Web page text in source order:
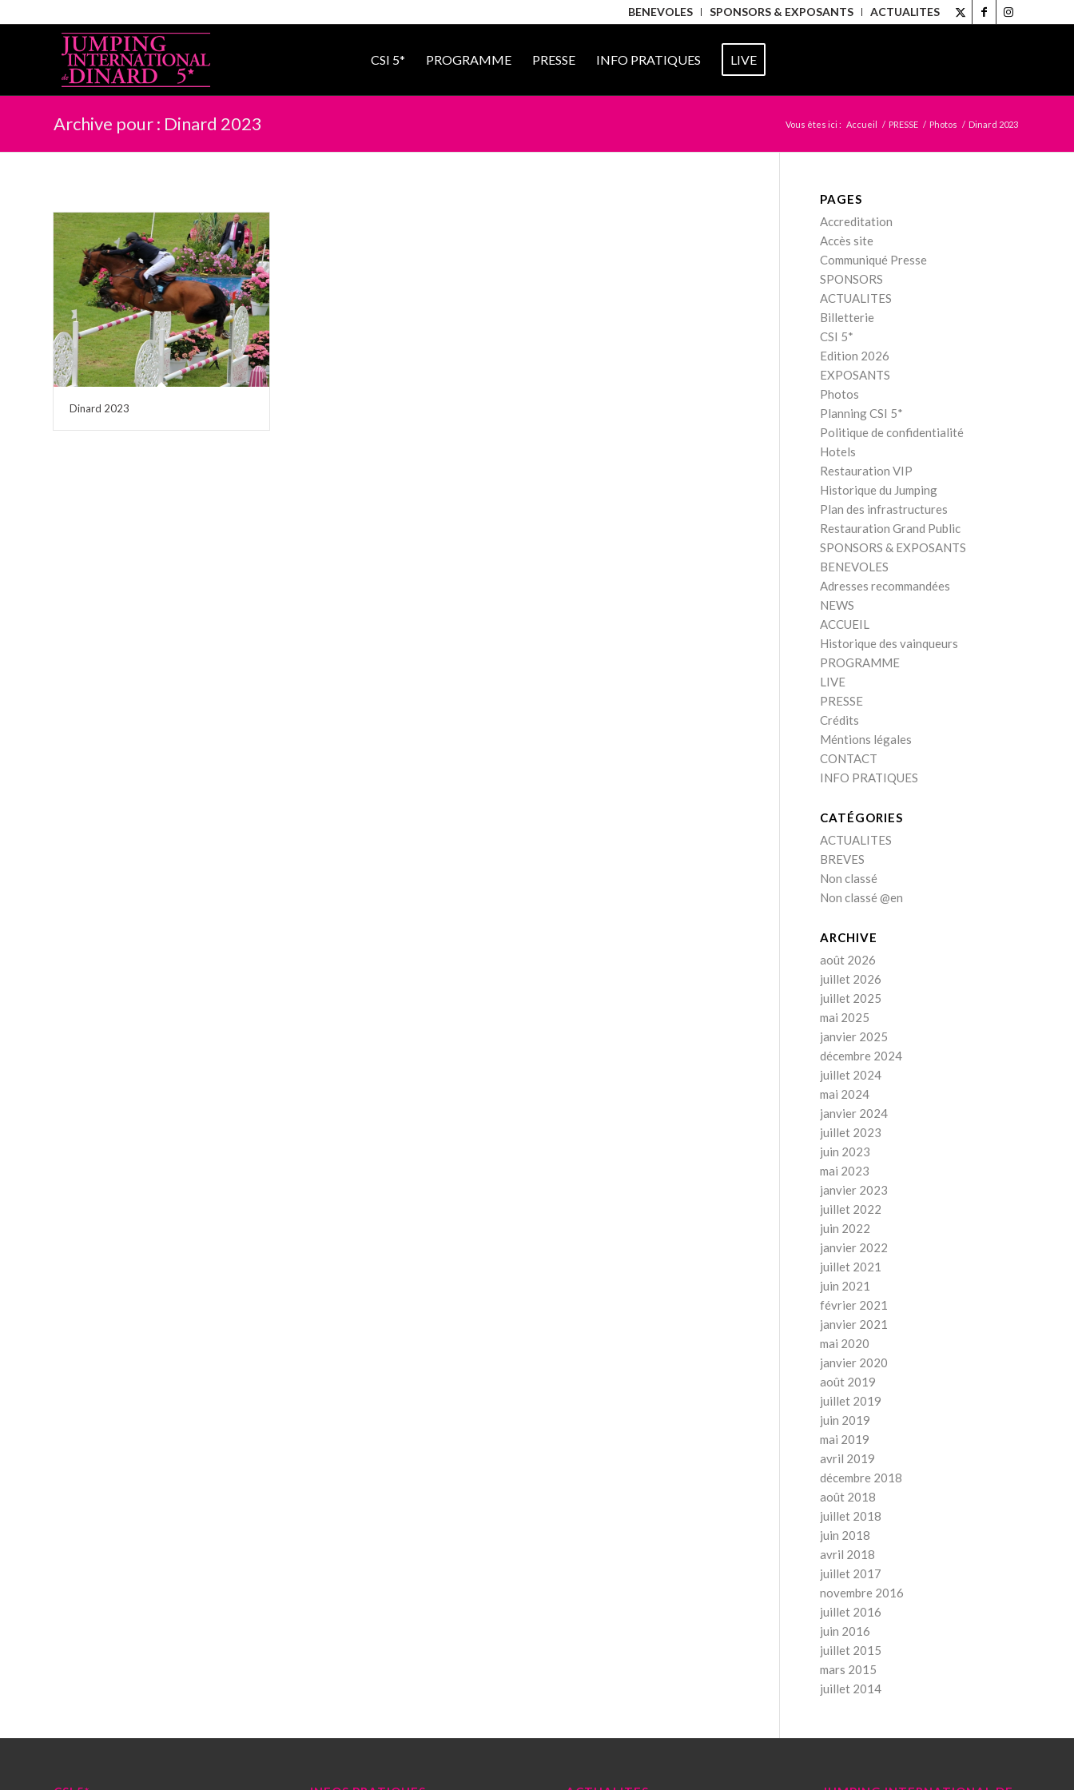
BENEVOLES SPONSORS & EXPOSANTS ACTUALITES
CSI 5* PROGRAMME PRESSE INFO PRATIQUES LIVE
Archive pour : Dinard 2023 Vous êtes ici : Accueil / PRESSE / Photos / Dinard 2023
Dinard 2023
PAGES
Accreditation
Accès site
Communiqué Presse
SPONSORS
ACTUALITES
Billetterie
CSI 5*
Edition 2026
EXPOSANTS
Photos
Planning CSI 5*
Politique de confidentialité
Hotels
Restauration VIP
Historique du Jumping
Plan des infrastructures
Restauration Grand Public
SPONSORS & EXPOSANTS
BENEVOLES
Adresses recommandées
NEWS
ACCUEIL
Historique des vainqueurs
PROGRAMME
LIVE
PRESSE
Crédits
Méntions légales
CONTACT
INFO PRATIQUES
CATÉGORIES
ACTUALITES
BREVES
Non classé
Non classé @en
ARCHIVE
août 2026
juillet 2026
juillet 2025
mai 2025
janvier 2025
décembre 2024
juillet 2024
mai 2024
janvier 2024
juillet 2023
juin 2023
mai 2023
janvier 2023
juillet 2022
juin 2022
janvier 2022
juillet 2021
juin 2021
février 2021
janvier 2021
mai 2020
janvier 2020
août 2019
juillet 2019
juin 2019
mai 2019
avril 2019
décembre 2018
août 2018
juillet 2018
juin 2018
avril 2018
juillet 2017
novembre 2016
juillet 2016
juin 2016
juillet 2015
mars 2015
juillet 2014